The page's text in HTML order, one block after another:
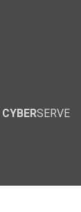
CYBERSERVE